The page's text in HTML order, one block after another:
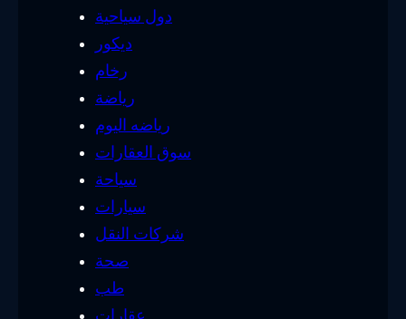
دول سياحية
ديكور
رخام
رياضة
رياضه اليوم
سوق العقارات
سياحة
سيارات
شركات النقل
صحة
طب
عقارات